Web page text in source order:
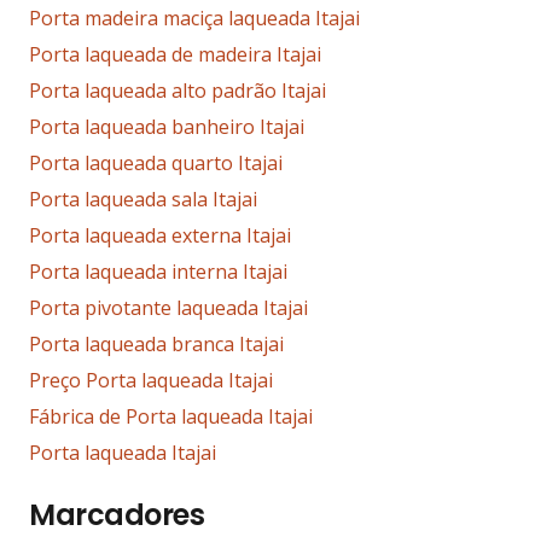
Porta madeira maciça laqueada Itajai
Porta laqueada de madeira Itajai
Porta laqueada alto padrão Itajai
Porta laqueada banheiro Itajai
Porta laqueada quarto Itajai
Porta laqueada sala Itajai
Porta laqueada externa Itajai
Porta laqueada interna Itajai
Porta pivotante laqueada Itajai
Porta laqueada branca Itajai
Preço Porta laqueada Itajai
Fábrica de Porta laqueada Itajai
Porta laqueada Itajai
Marcadores